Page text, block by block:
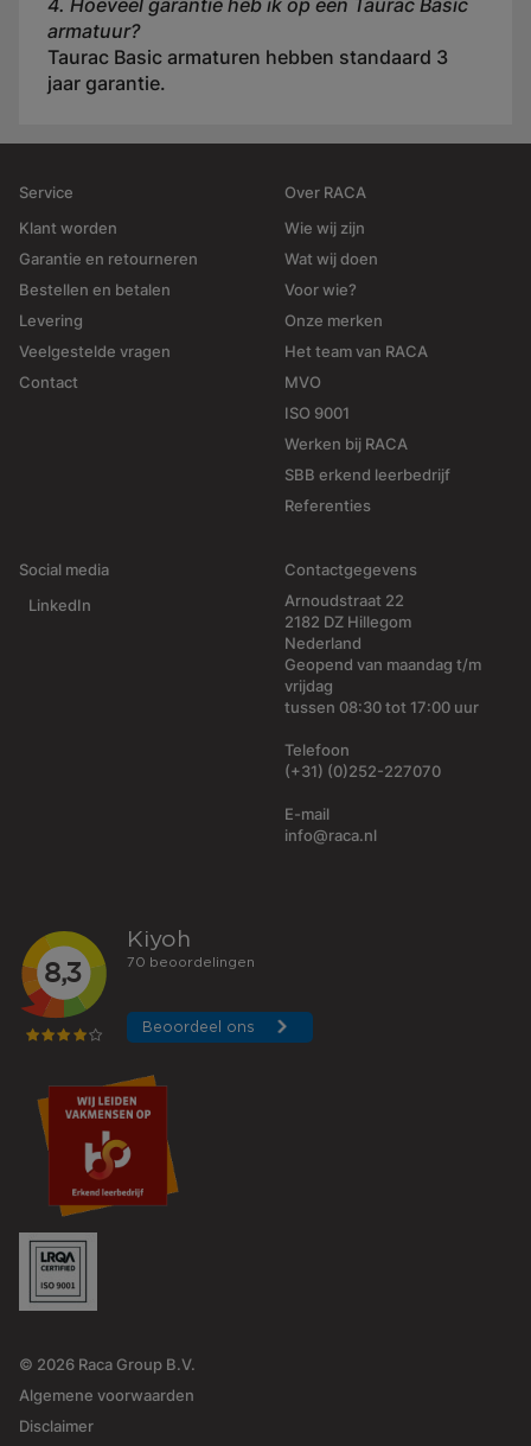
4. Hoeveel garantie heb ik op een Taurac Basic
armatuur?
Taurac Basic armaturen hebben standaard 3
jaar garantie.
Service
Klant worden
Garantie en retourneren
Bestellen en betalen
Levering
Veelgestelde vragen
Contact
Over RACA
Wie wij zijn
Wat wij doen
Voor wie?
Onze merken
Het team van RACA
MVO
ISO 9001
Werken bij RACA
SBB erkend leerbedrijf
Referenties
Social media
LinkedIn
Contactgegevens
Arnoudstraat 22
2182 DZ Hillegom
Nederland
Geopend van maandag t/m
vrijdag
tussen 08:30 tot 17:00 uur
Telefoon
(+31) (0)252-227070
E-mail
info@raca.nl
© 2026 Raca Group B.V.
Algemene voorwaarden
Disclaimer